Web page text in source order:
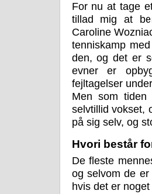
For nu at tage
tillad mig at
Caroline
tenniskamp
den, og det er
evner er
fejltagelser
Men som
selvtillid vokset,
på sig selv, og
Hvori består
De fleste
og selvom de
hvis det er